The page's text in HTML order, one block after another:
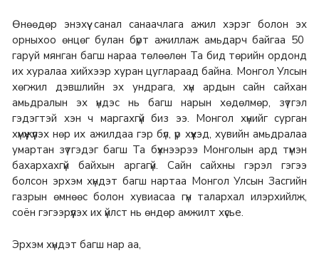
Өнөөдөр энэхүү санал санаачлага ажил хэрэг болон эх
орныхоо өнцөг булан бүрт ажиллаж амьдарч байгаа 50
гаруй мянган багш нараа төлөөлөн Та бид төрийн ордонд
их хуралаа хийхээр хуран цуглараад байна. Монгол Улсын
хөгжил дэвшлийн эх ундрага, хүн ардын сайн сайхан
амьдралын эх үндэс нь багш нарын хөдөлмөр, зүтгэл
гэдэгтэй хэн ч маргахгүй биз ээ. Монгол хүнийг сурган
хүмүүжүүлэх нөр их ажилдаа гэр бүл, үр хүүхэд, хувийн амьдралаа
умартан зүтгэдэг багш Та бүхнээрээ Монголын ард түмэн
бахархахгүй байхын аргагүй. Сайн сайхны гэрэл гэгээ
болсон эрхэм хүндэт багш нартаа Монгол Улсын Засгийн
газрын өмнөөс болон хувиасаа гүн талархал илэрхийлж,
соён гэгээрүүлэх их үйлст нь өндөр амжилт хүсье.
Эрхэм хүндэт багш нар аа,